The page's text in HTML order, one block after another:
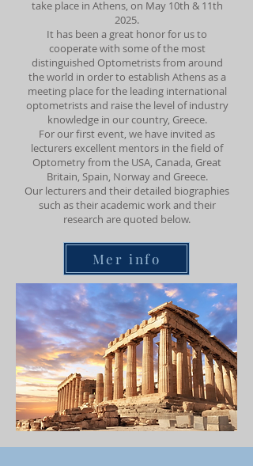
take place in Athens, on May 10th & 11th
2025.
It has been a great honor for us to
cooperate with some of the most
distinguished Optometrists from around
the world in order to establish Athens as a
meeting place for the leading international
optometrists and raise the level of industry
knowledge in our country, Greece.
For our first event, we have invited as
lecturers excellent mentors in the field of
Optometry from the USA, Canada, Great
Britain, Spain, Norway and Greece.
Our lecturers and their detailed biographies
such as their academic work and their
research are quoted below.
Mer info